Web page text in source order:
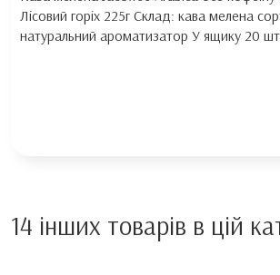
Лісовий горіх 225г Склад: кава мелена
натуральний ароматизатор У ящику 20
14 інших товарів в цій